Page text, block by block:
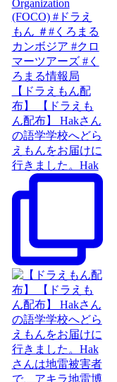
【ドラえもん配
布】 【ドラえも
ん配布】 Hakさん
の語学学校へどら
えもんをお届けに
行きました。Hak